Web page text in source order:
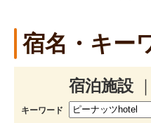
宿名・キー
宿泊施設
キーワード